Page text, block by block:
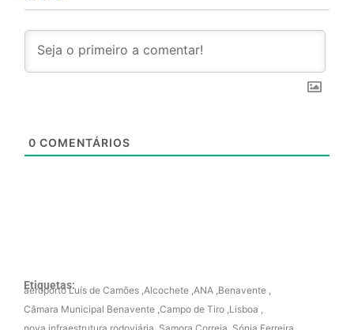
0 COMENTÁRIOS
Etiquetas:
aeroporto Luís de Camões ,Alcochete ,ANA ,Benavente ,
Câmara Municipal Benavente ,Campo de Tiro ,Lisboa ,